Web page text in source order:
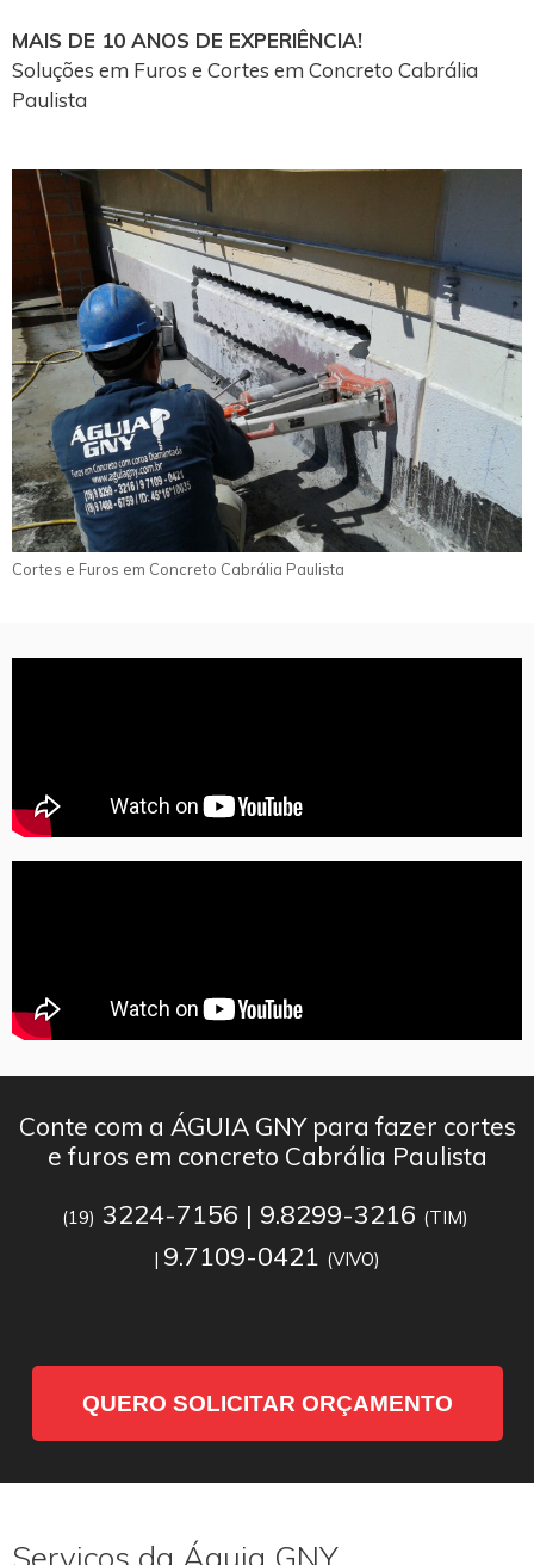
MAIS DE 10 ANOS DE EXPERIÊNCIA!
Soluções em Furos e Cortes em Concreto Cabrália
Paulista
Cortes e Furos em Concreto Cabrália Paulista
Conte com a ÁGUIA GNY para fazer cortes
e furos em concreto Cabrália Paulista
(19) 3224-7156 | 9.8299-3216 (TIM)
| 9.7109-0421 (VIVO)
QUERO SOLICITAR ORÇAMENTO